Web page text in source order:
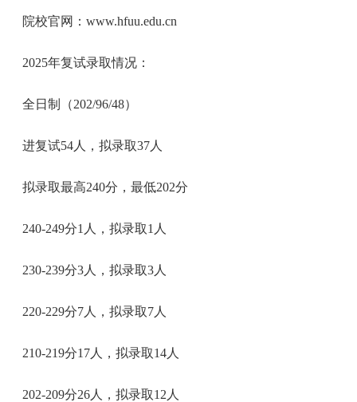
院校官网：www.hfuu.edu.cn
2025年复试录取情况：
全日制（202/96/48）
进复试54人，拟录取37人
拟录取最高240分，最低202分
240-249分1人，拟录取1人
230-239分3人，拟录取3人
220-229分7人，拟录取7人
210-219分17人，拟录取14人
202-209分26人，拟录取12人